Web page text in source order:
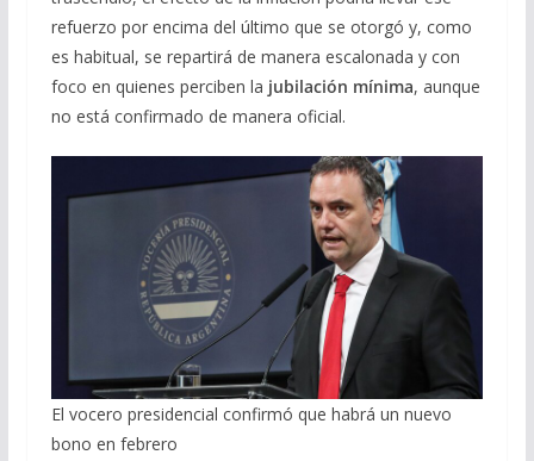
refuerzo por encima del último que se otorgó y, como
es habitual, se repartirá de manera escalonada y con
foco en quienes perciben la jubilación mínima, aunque
no está confirmado de manera oficial.
El vocero presidencial confirmó que habrá un nuevo
bono en febrero